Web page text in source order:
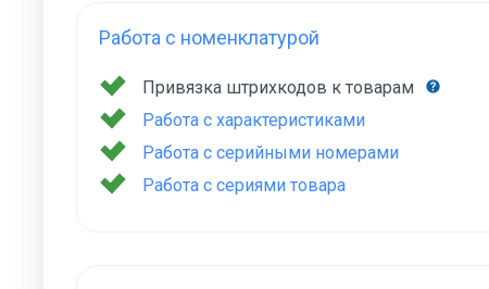
Работа с номенклатурой
Привязка штрихкодов к товарам
Работа с характеристиками
Работа с серийными номерами
Работа с сериями товара